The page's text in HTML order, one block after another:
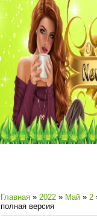
Главная » 2022 » Май » 2
полная версия